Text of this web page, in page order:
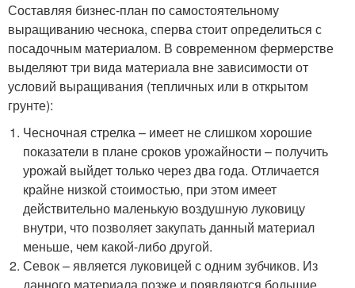
Составляя бизнес-план по самостоятельному
выращиванию чеснока, сперва стоит определиться с
посадочным материалом. В современном фермерстве
выделяют три вида материала вне зависимости от
условий выращивания (тепличных или в открытом
грунте):
Чесночная стрелка – имеет не слишком хорошие
показатели в плане сроков урожайности – получить
урожай выйдет только через два года. Отличается
крайне низкой стоимостью, при этом имеет
действительно маленькую воздушную луковицу
внутри, что позволяет закупать данный материал
меньше, чем какой-либо другой.
Севок – является луковицей с одним зубчиков. Из